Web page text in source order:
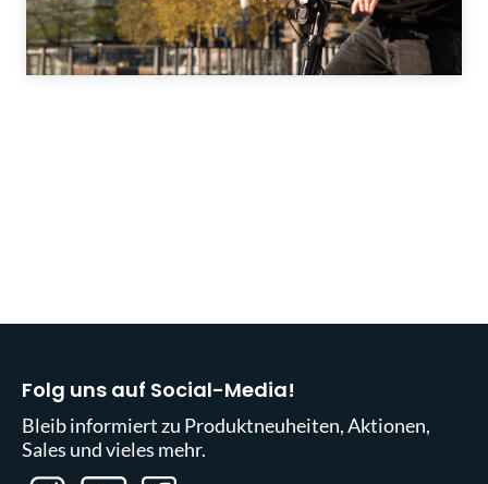
Folg uns auf Social-Media!
Bleib informiert zu Produktneuheiten, Aktionen,
Sales und vieles mehr.